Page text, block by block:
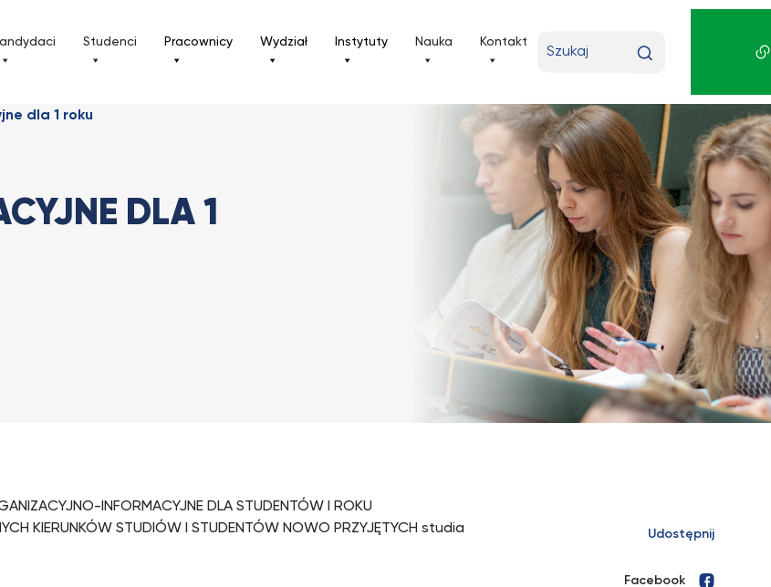
Studenci Pracownicy Wydział Instytuty Nauka Kontakt
wyszukiwaną
dla 1 roku
DLA 1
INFORMACYJNE DLA STUDENTÓW I ROKU
KIERUNKÓW STUDIÓW I STUDENTÓW NOWO PRZYJĘTYCH studia
Udostępnij
Facebook